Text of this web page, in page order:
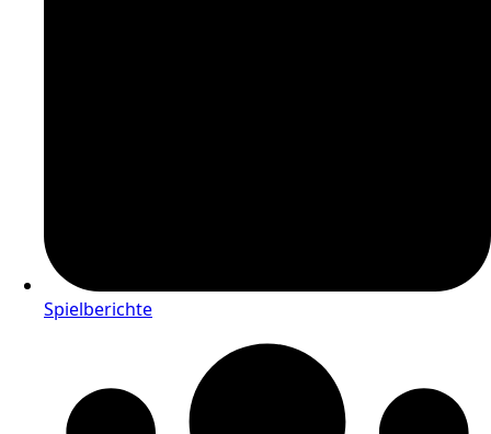
Spielberichte